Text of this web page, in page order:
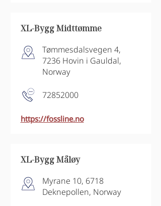
XL-Bygg Midttømme
Tømmesdalsvegen 4,
7236 Hovin i Gauldal,
Norway
72852000
https://fossline.no
XL-Bygg Måløy
Myrane 10, 6718
Deknepollen, Norway